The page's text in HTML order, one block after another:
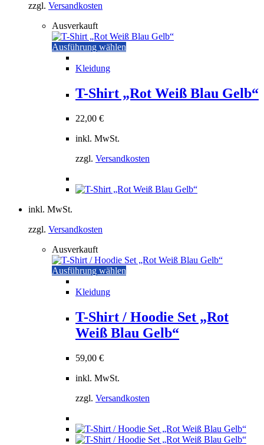
zzgl. Versandkosten
Ausverkauft
Ausführung wählen
Varianten
auf.
Produktseite
werden
Kleidung
T-Shirt „Rot Weiß Blau Gelb“
22,00 €
inkl. MwSt.
zzgl. Versandkosten
inkl. MwSt.
zzgl. Versandkosten
Ausverkauft
Ausführung wählen
Varianten
auf.
Die
gewählt
Kleidung
T-Shirt / Hoodie Set „Rot
Weiß Blau Gelb“
59,00 €
inkl. MwSt.
zzgl. Versandkosten